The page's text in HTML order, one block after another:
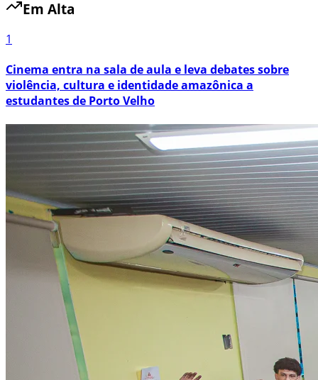
Em Alta
1
Cinema entra na sala de aula e leva debates sobre
violência, cultura e identidade amazônica a
estudantes de Porto Velho